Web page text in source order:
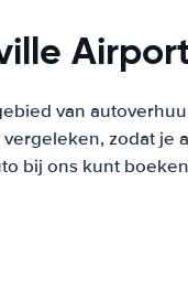
van
zodat je
bij ons kunt